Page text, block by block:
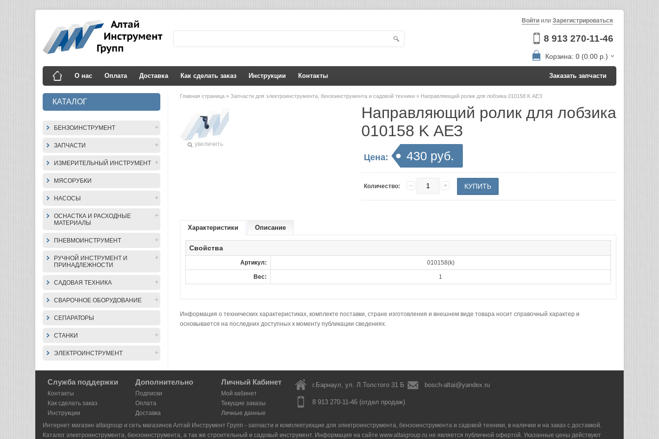
8 913 270-11-46
Войти или Зарегистрироваться
Корзина: 0 (0.00 р.)
О нас Оплата Доставка Как сделать заказ Инструкции Контакты Заказать запчасти
КАТАЛОГ
БЕНЗОИНСТРУМЕНТ
ЗАПЧАСТИ
ИЗМЕРИТЕЛЬНЫЙ ИНСТРУМЕНТ
МЯСОРУБКИ
НАСОСЫ
ОСНАСТКА И РАСХОДНЫЕ
МАТЕРИАЛЫ
ПНЕВМОИНСТРУМЕНТ
РУЧНОЙ ИНСТРУМЕНТ И
ПРИНАДЛЕЖНОСТИ
САДОВАЯ ТЕХНИКА
СВАРОЧНОЕ ОБОРУДОВАНИЕ
СЕПАРАТОРЫ
СТАНКИ
ЭЛЕКТРОИНСТРУМЕНТ
Главная страница » Запчасти для электроинструмента, бензоинструмента и садовой техники » Направляющий ролик для лобзика 010158 K АЕЗ
увеличить
Направляющий ролик для лобзика
010158 K АЕЗ
Цена: 430 руб.
Количество:
Характеристики Описание
Свойства
Артикул: 010158(k)
Вес: 1
Информация о технических характеристиках, комплекте поставки, стране изготовления и внешнем виде товара носит справочный характер и
основывается на последних доступных к моменту публикации сведениях.
Служба поддержки
Контакты
Как сделать заказ
Инструкции
Дополнительно
Подписки
Оплата
Доставка
Личный Кабинет
Мой кабинет
Текущие заказы
Личные данные
г.Барнаул, ул. Л.Толстого 31 Б bosch-altai@yandex.ru
8 913 270-11-46 (отдел продаж)
Интернет магазин altaigroup и сеть магазинов Алтай Инструмент Групп - запчасти и комплектующие для электроинструмента, бензоинструмента и садовой техники, в наличии и на заказ с доставкой.
Каталог электроинструмента, бензоинструмента, а так же строительный и садовый инструмент. Информация на сайте www.altaigroup.ru не является публичной офертой. Указанные цены действуют